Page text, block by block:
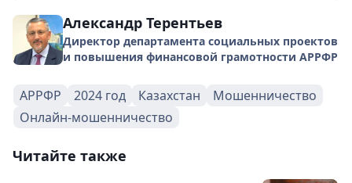
Александр Терентьев
Директор департамента социальных проектов
и повышения финансовой грамотности АРРФР
АРРФР 2024 год Казахстан
Мошенничество
Онлайн-мошенничество
Читайте также